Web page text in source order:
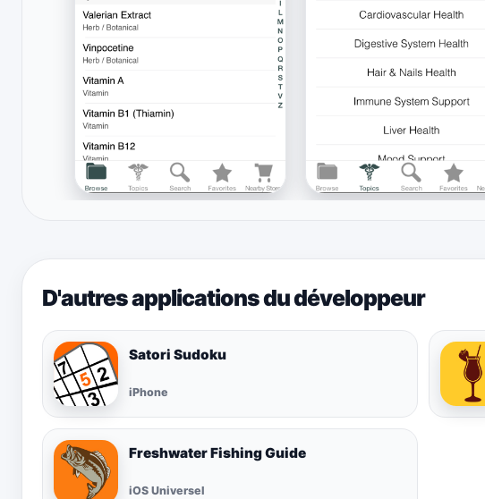
D'autres applications du développeur
Satori Sudoku
iPhone
Freshwater Fishing Guide
iOS Universel